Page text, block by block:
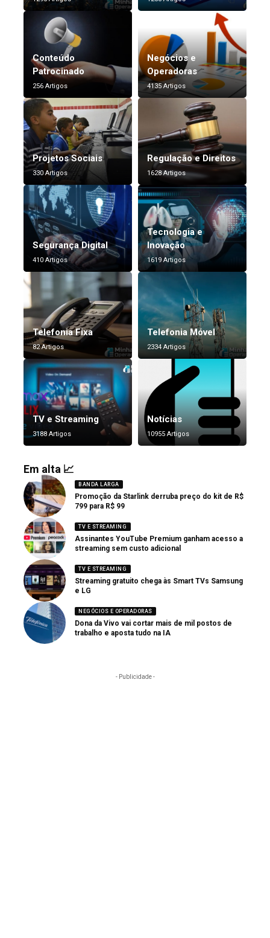
Conteúdo
Patrocinado
256 Artigos
Negócios e
Operadoras
4135 Artigos
Projetos Sociais
330 Artigos
Regulação e Direitos
1628 Artigos
Segurança Digital
410 Artigos
Tecnologia e
Inovação
1619 Artigos
Telefonia Fixa
82 Artigos
Telefonia Móvel
2334 Artigos
TV e Streaming
3188 Artigos
Notícias
10955 Artigos
Em alta 📈
BANDA LARGA
Promoção da Starlink derruba preço do kit de R$
799 para R$ 99
TV E STREAMING
Assinantes YouTube Premium ganham acesso a
streaming sem custo adicional
TV E STREAMING
Streaming gratuito chega às Smart TVs Samsung
e LG
NEGÓCIOS E OPERADORAS
Dona da Vivo vai cortar mais de mil postos de
trabalho e aposta tudo na IA
- Publicidade -